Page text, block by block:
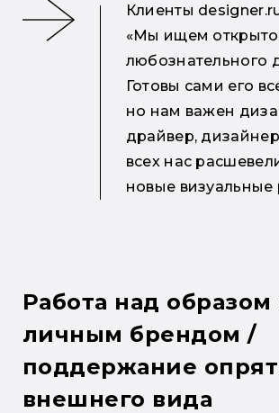
Клиенты
«Мы ищем
любознательного
Готовы сами его
но нам важен
драйвер,
всех нас
новые
Работа над образом
личным брендом /
поддержание
внешнего вида